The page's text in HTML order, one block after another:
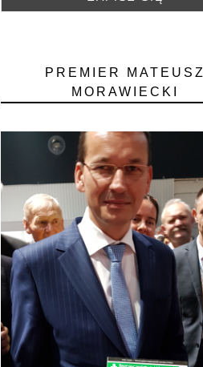
PREMIER MATEUSZ
MORAWIECKI